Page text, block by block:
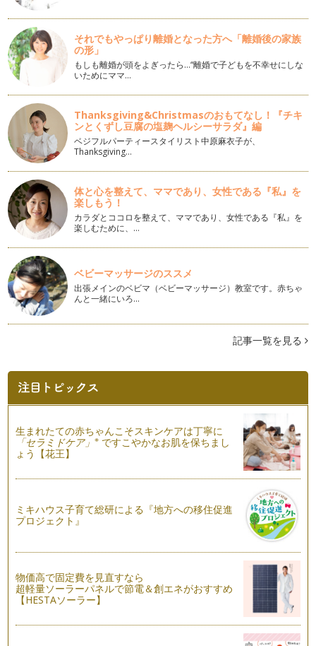
それでもやっぱり離婚となった方へ「離婚後の家族
の形」
もしも離婚が頭をよぎったら…“離婚で子どもを不幸せにしな
いためにママ…
Thanksgiving&Christmasのおもてなし！『チキ
ンとくずし豆腐の塩麹ヘルシーサラダ』編
ベジフルパーティースタイリスト中原麻衣子が、
Thanksgiving…
体と心を整えて、ママであり、女性である『私』を
楽しもう！
カラダとココロを整えて、ママであり、女性である『私』を
楽しむために、…
ベビーマッサージのススメ
出張メインのベビマ（ベビーマッサージ）教室です。赤ちゃ
んと一緒にいろ…
記事一覧を見る
生まれたての赤ちゃんこそスキンケアは丁寧に
「セラミドケア」※ ですこやかなお肌を保ちまし
ょう【花王】
ミキハウス子育て総研による『地方への移住促進
プロジェクト』
物価高で固定費を見直すなら
超軽量ソーラーパネルで節電＆創エネがおすすめ
【HESTAソーラー】